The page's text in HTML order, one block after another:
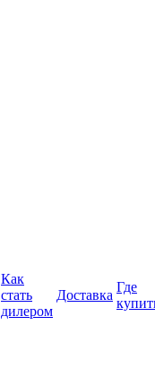
Как
стать
дилером
Доставка
Где